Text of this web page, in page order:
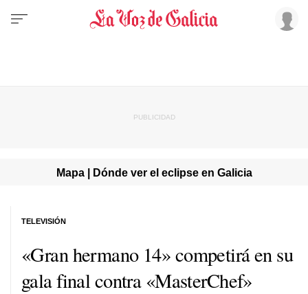
Mapa | Dónde ver el eclipse en Galicia
«Gran hermano 14» competirá en su
gala final contra «MasterChef»
TELEVISIÓN